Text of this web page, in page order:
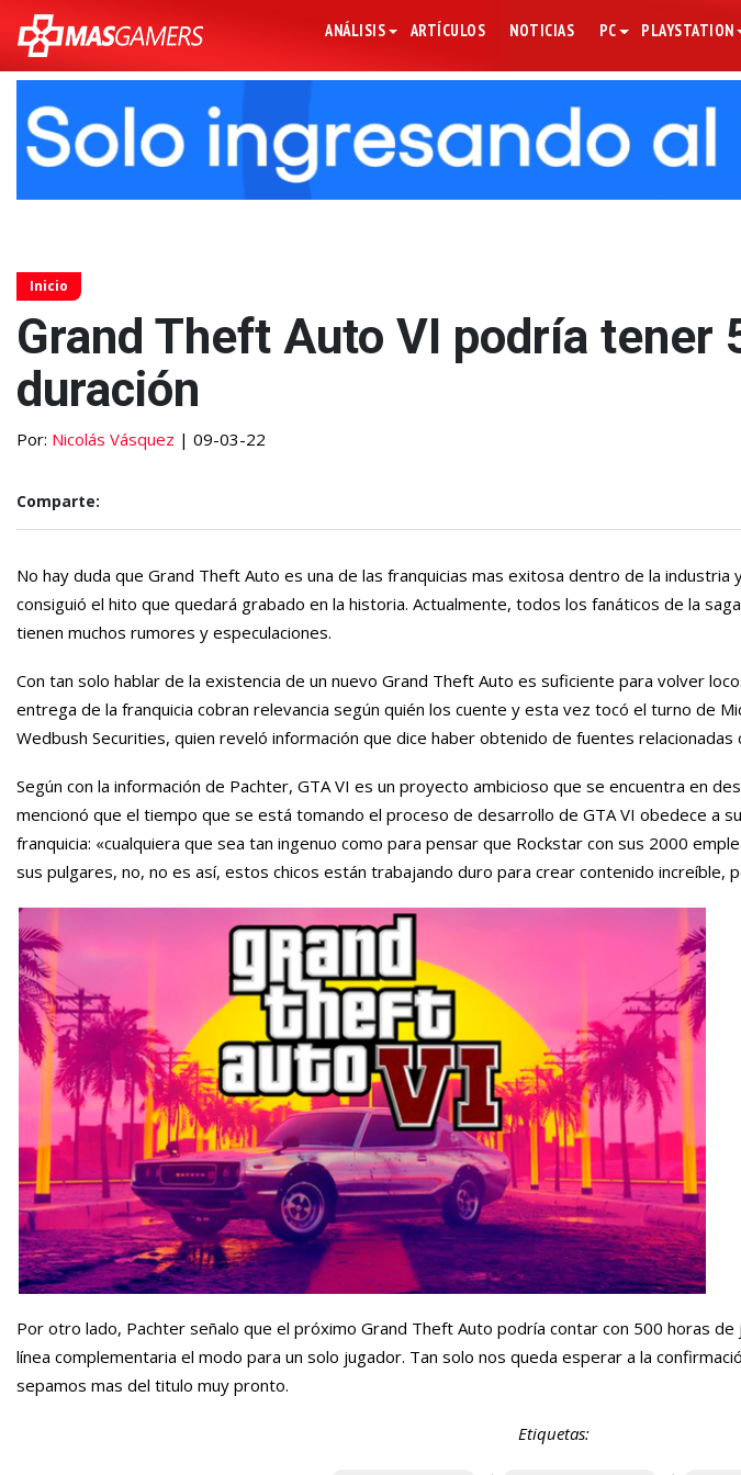
ANÁLISIS ARTÍCULOS NOTICIAS PC PLAYSTATION
Inicio
Grand Theft Auto VI podría tener
duración
Por: Nicolás Vásquez | 09-03-22
Comparte:
No hay duda que Grand Theft Auto es una de las franquicias mas exitosa dentro de la industria
consiguió el hito que quedará grabado en la historia. Actualmente, todos los fanáticos de la
tienen muchos rumores y especulaciones.
Con tan solo hablar de la existencia de un nuevo Grand Theft Auto es suficiente para volver
entrega de la franquicia cobran relevancia según quién los cuente y esta vez tocó el turno de
Wedbush Securities, quien reveló información que dice haber obtenido de fuentes relacionadas
Según con la información de Pachter, GTA VI es un proyecto ambicioso que se encuentra en
mencionó que el tiempo que se está tomando el proceso de desarrollo de GTA VI obedece a
franquicia: «cualquiera que sea tan ingenuo como para pensar que Rockstar con sus 2000
sus pulgares, no, no es así, estos chicos están trabajando duro para crear contenido increíble,
Por otro lado, Pachter señalo que el próximo Grand Theft Auto podría contar con 500 horas
línea complementaria el modo para un solo jugador. Tan solo nos queda esperar a la
sepamos mas del titulo muy pronto.
Etiquetas: